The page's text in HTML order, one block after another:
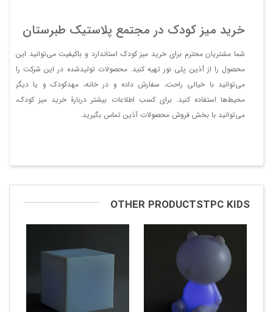
خرید میز کودک در مجتمع پلاستیک طبرستان
شما مشتریان محترم برای خرید میز کودک استاندارد و باکیفیت می‌توانید این
محصول را از آذین پلی نور تهیه کنید. محصولات تولیدشده در این شرکت را
می‌توانید با خیالی راحت، سفارش داده و در خانه، مهدکودک و یا دیگر
محیط‌ها استفاده کنید. برای کسب اطلاعات بیشتر دربارۀ خرید میز کودک،
می‌توانید با بخش فروش محصولات آذین تماس بگیرید.
OTHER PRODUCTSTPC KIDS